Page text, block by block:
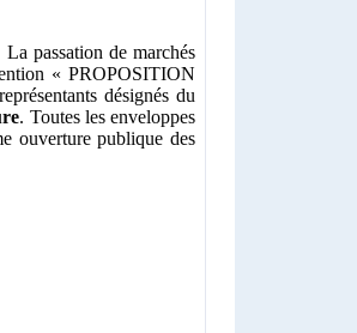
La passation de marchés
« PROPOSITION
désignés du
. Toutes les enveloppes
ouverture publique des